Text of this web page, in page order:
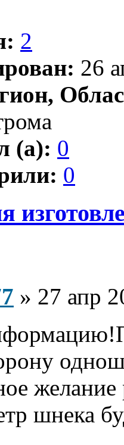
2
26
(а): 0
0
» 27 апр
желание
шнека